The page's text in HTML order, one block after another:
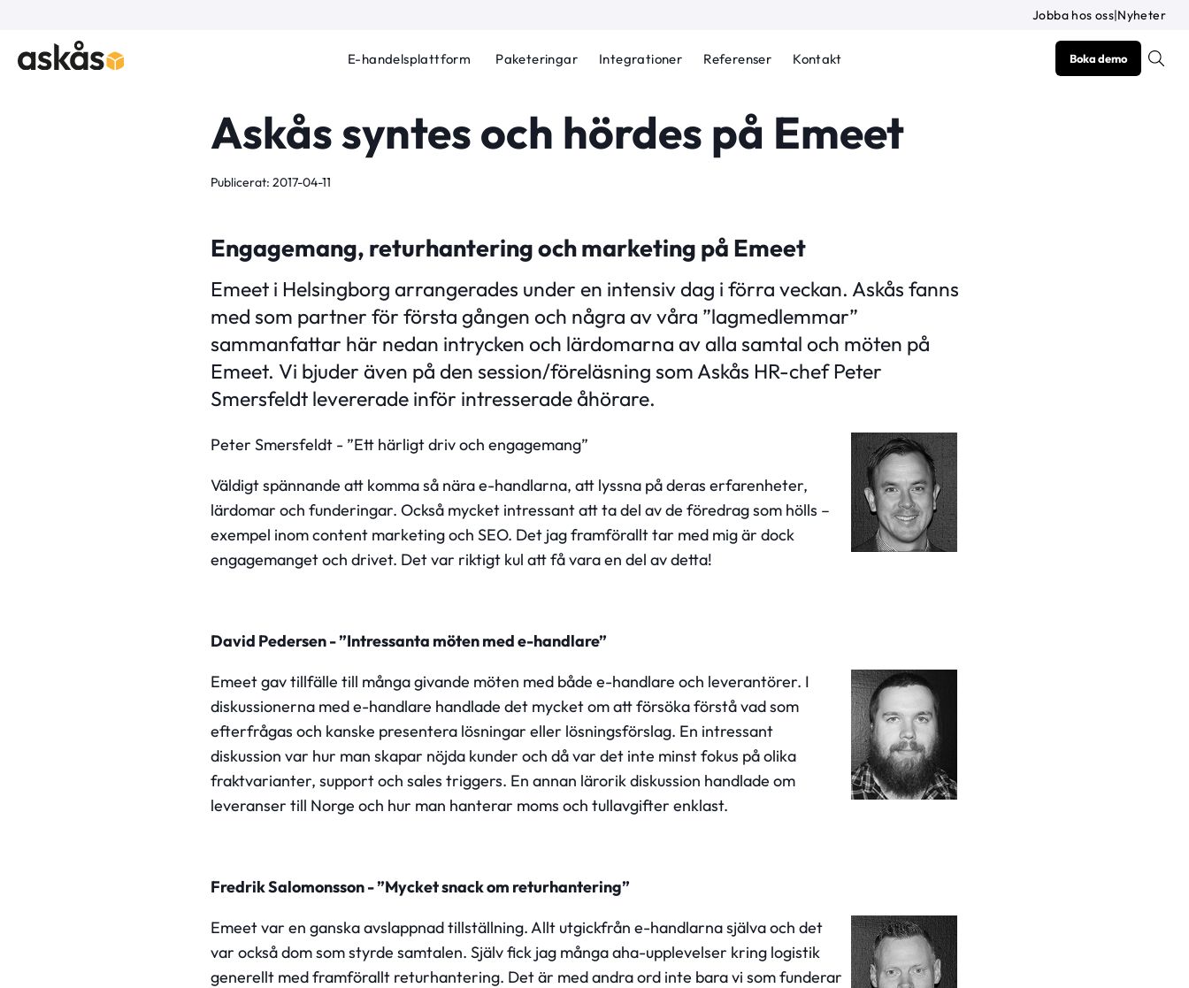
Jobba hos oss|Nyheter
E-handelsplattform Paketeringar Integrationer Referenser Kontakt Boka demo
Askås syntes och hördes på Emeet
Publicerat: 2017-04-11
Engagemang, returhantering och marketing på Emeet
Emeet i Helsingborg arrangerades under en intensiv dag i förra veckan. Askås fanns
med som partner för första gången och några av våra ”lagmedlemmar”
sammanfattar här nedan intrycken och lärdomarna av alla samtal och möten på
Emeet. Vi bjuder även på den session/föreläsning som Askås HR-chef Peter
Smersfeldt levererade inför intresserade åhörare.
Peter Smersfeldt - ”Ett härligt driv och engagemang”
Väldigt spännande att komma så nära e-handlarna, att lyssna på deras erfarenheter,
lärdomar och funderingar. Också mycket intressant att ta del av de föredrag som hölls –
exempel inom content marketing och SEO. Det jag framförallt tar med mig är dock
engagemanget och drivet. Det var riktigt kul att få vara en del av detta!
David Pedersen - ”Intressanta möten med e-handlare”
Emeet gav tillfälle till många givande möten med både e-handlare och leverantörer. I
diskussionerna med e-handlare handlade det mycket om att försöka förstå vad som
efterfrågas och kanske presentera lösningar eller lösningsförslag. En intressant
diskussion var hur man skapar nöjda kunder och då var det inte minst fokus på olika
fraktvarianter, support och sales triggers. En annan lärorik diskussion handlade om
leveranser till Norge och hur man hanterar moms och tullavgifter enklast.
Fredrik Salomonsson - ”Mycket snack om returhantering”
Emeet var en ganska avslappnad tillställning. Allt utgickfrån e-handlarna själva och det
var också dom som styrde samtalen. Själv fick jag många aha-upplevelser kring logistik
generellt med framförallt returhantering. Det är med andra ord inte bara vi som funderar